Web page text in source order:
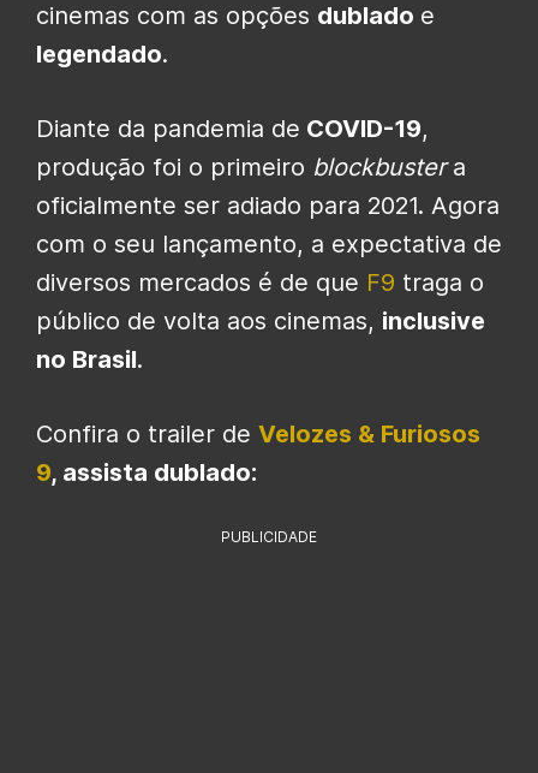
cinemas com as opções dublado e
legendado.
Diante da pandemia de COVID-19,
produção foi o primeiro blockbustera
oficialmente ser adiado para 2021. Agora
com o seu lançamento, a expectativa de
diversos mercados é de que F9 traga o
público de volta aos cinemas, inclusive
no Brasil.
Confira o trailer de Velozes & Furiosos
9, assista dublado:
PUBLICIDADE